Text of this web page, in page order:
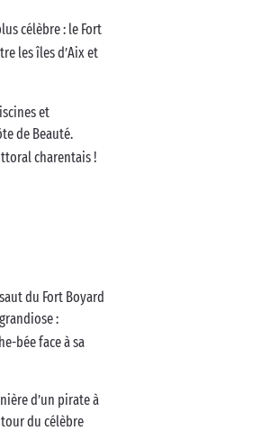
célèbre : le Fort
les îles d’Aix et
et
de Beauté.
charentais !
du Fort Boyard
:
bée face à sa
d’un pirate à
du célèbre